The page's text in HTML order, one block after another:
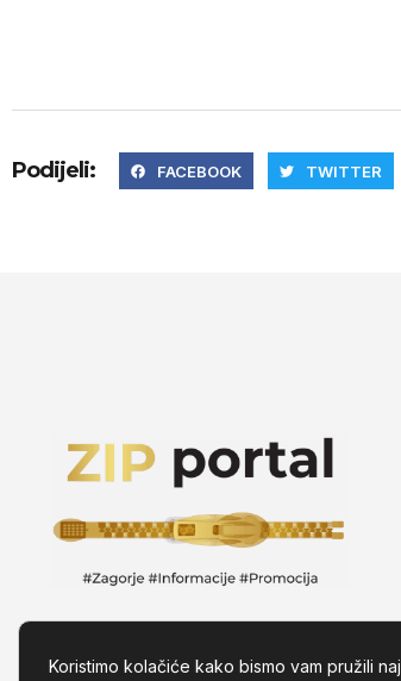
Podijeli: FACEBOOK TWITTER
Koristimo kolačiće kako bismo vam pružili